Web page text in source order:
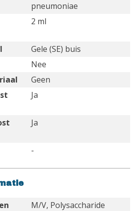
pneumoniae
2 ml
Gele (SE) buis
Nee
Geen
Ja
Ja
-
M/V, Polysaccharide